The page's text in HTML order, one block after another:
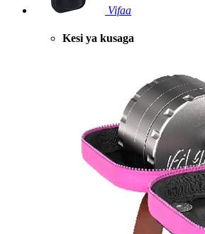
Vifaa
Kesi ya kusaga